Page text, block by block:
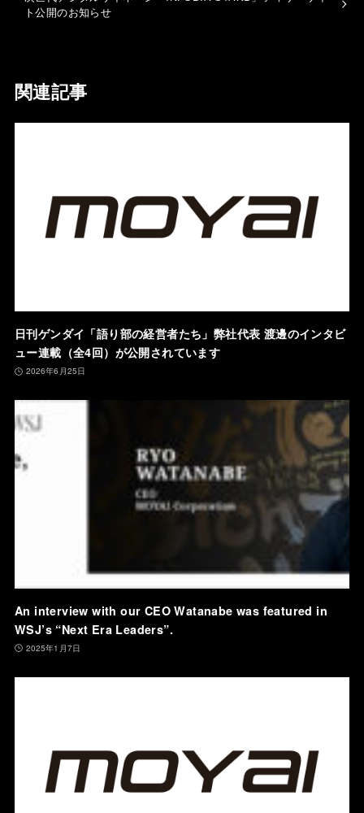
ト公開のお知らせ
関連記事
日刊ゲンダイ「語り部の経営者たち」弊社代表 渡邊のインタビ
ュー連載（全4回）が公開されています
2026年6月25日
An interview with our CEO Watanabe was featured in
WSJ’s “Next Era Leaders”.
2025年1月7日